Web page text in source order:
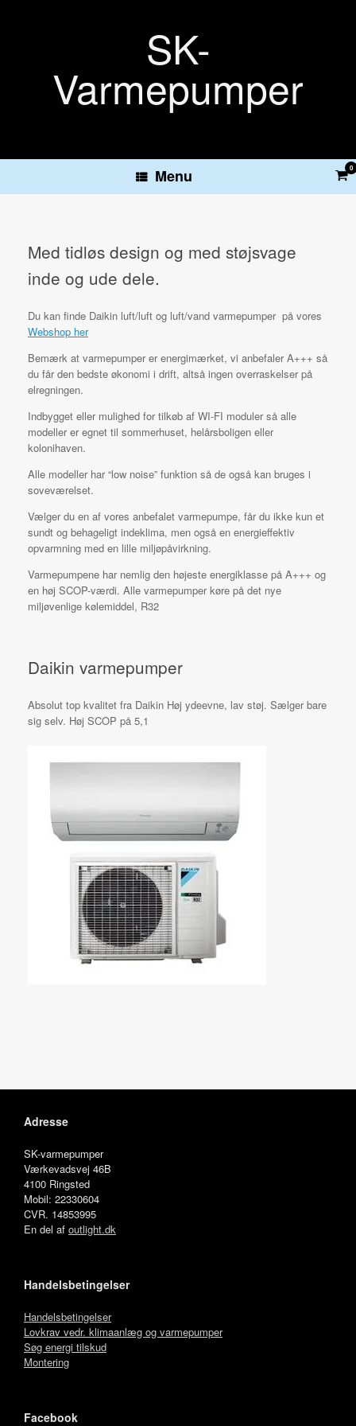
SK-
Varmepumper
Menu 0
Med tidløs design og med støjsvage
inde og ude dele.
Du kan finde Daikin luft/luft og luft/vand varmepumper på vores
Webshop her
Bemærk at varmepumper er energimærket, vi anbefaler A+++ så
du får den bedste økonomi i drift, altså ingen overraskelser på
elregningen.
Indbygget eller mulighed for tilkøb af WI-FI moduler så alle
modeller er egnet til sommerhuset, helårsboligen eller
kolonihaven.
Alle modeller har “low noise” funktion så de også kan bruges i
soveværelset.
Vælger du en af vores anbefalet varmepumpe, får du ikke kun et
sundt og behageligt indeklima, men også en energieffektiv
opvarmning med en lille miljøpåvirkning.
Varmepumpene har nemlig den højeste energiklasse på A+++ og
en høj SCOP-værdi. Alle varmepumper køre på det nye
miljøvenlige kølemiddel, R32
Daikin varmepumper
Absolut top kvalitet fra Daikin Høj ydeevne, lav støj. Sælger bare
sig selv. Høj SCOP på 5,1
Adresse
SK-varmepumper
Værkevadsvej 46B
4100 Ringsted
Mobil: 22330604
CVR. 14853995
En del af outlight.dk
Handelsbetingelser
Handelsbetingelser
Lovkrav vedr. klimaanlæg og varmepumper
Søg energi tilskud
Montering
Facebook